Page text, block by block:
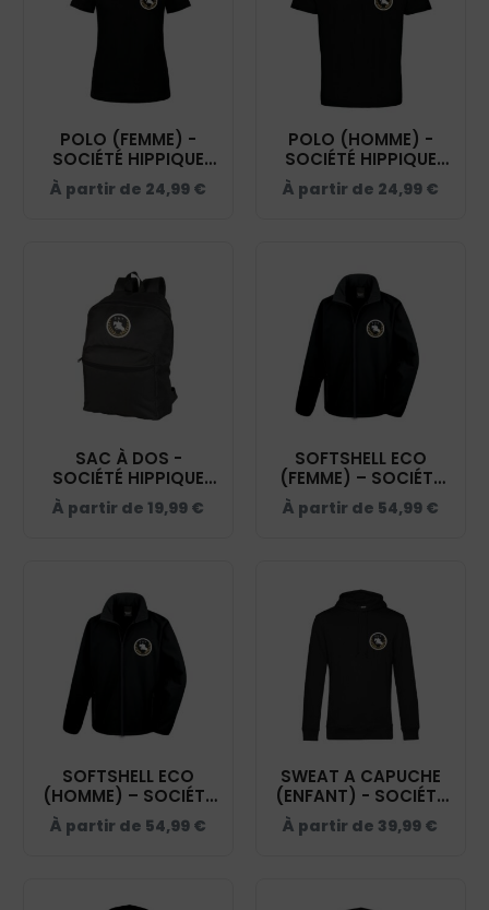
POLO (FEMME) -
SOCIÉTÉ HIPPIQUE
YONNAISE - NOIR -
BCI1F
À partir de 24,99 €
POLO (HOMME) -
SOCIÉTÉ HIPPIQUE
YONNAISE - NOIR -
BCID1
À partir de 24,99 €
SAC À DOS -
SOCIÉTÉ HIPPIQUE
YONNAISE - NOIR -
BM903
À partir de 19,99 €
SOFTSHELL ECO
(FEMME) – SOCIÉTÉ
HIPPIQUE YONNAISE -
NOIR - R231F
À partir de 54,99 €
SOFTSHELL ECO
(HOMME) – SOCIÉTÉ
HIPPIQUE YONNAISE -
NOIR - RS231
À partir de 54,99 €
SWEAT A CAPUCHE
(ENFANT) - SOCIÉTÉ
HIPPIQUE YONNAISE -
NOIR - K477
À partir de 39,99 €